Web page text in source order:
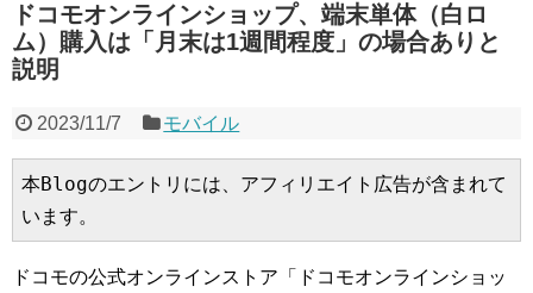
ドコモオンラインショップ、端末単体（白ロ
ム）購入は「月末は1週間程度」の場合ありと
説明
2023/11/7 モバイル
本Blogのエントリには、アフィリエイト広告が含まれて
います。
ドコモの公式オンラインストア「ドコモオンラインショッ